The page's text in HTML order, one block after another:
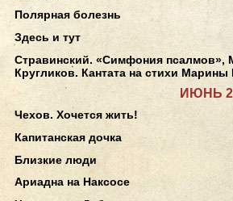
Полярная болезнь
Здесь и тут
Стравинский. «Симфония псалмов»,
Кругликов. Кантата на стихи Марины
ИЮНЬ
Чехов. Хочется жить!
Капитанская дочка
Близкие люди
Ариадна на Наксосе